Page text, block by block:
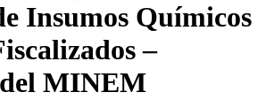
Insumos Químicos
–
MINEM